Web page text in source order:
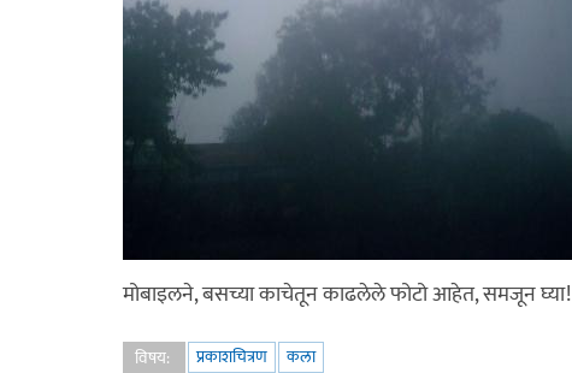
मोबाइलने, बसच्या काचेतून काढलेले फोटो आहेत, समजून घ्या!
विषय: प्रकाशचित्रण
कला